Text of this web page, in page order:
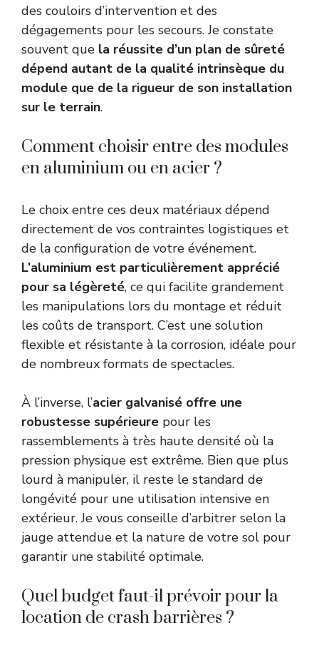
des couloirs d’intervention et des
dégagements pour les secours. Je constate
souvent que la réussite d’un plan de sûreté
dépend autant de la qualité intrinsèque du
module que de la rigueur de son installation
sur le terrain.
Comment choisir entre des modules
en aluminium ou en acier ?
Le choix entre ces deux matériaux dépend
directement de vos contraintes logistiques et
de la configuration de votre événement.
L’aluminium est particulièrement apprécié
pour sa légèreté, ce qui facilite grandement
les manipulations lors du montage et réduit
les coûts de transport. C’est une solution
flexible et résistante à la corrosion, idéale pour
de nombreux formats de spectacles.
À l’inverse, l’acier galvanisé offre une
robustesse supérieure pour les
rassemblements à très haute densité où la
pression physique est extrême. Bien que plus
lourd à manipuler, il reste le standard de
longévité pour une utilisation intensive en
extérieur. Je vous conseille d’arbitrer selon la
jauge attendue et la nature de votre sol pour
garantir une stabilité optimale.
Quel budget faut-il prévoir pour la
location de crash barrières ?